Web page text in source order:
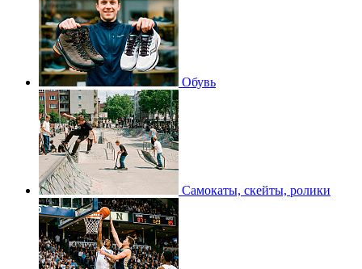
Обувь
Самокаты, скейты, ролики